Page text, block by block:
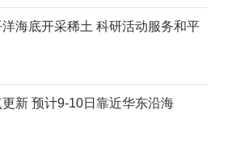
海底开采稀土 科研活动服务和平
新 预计9-10日靠近华东沿海